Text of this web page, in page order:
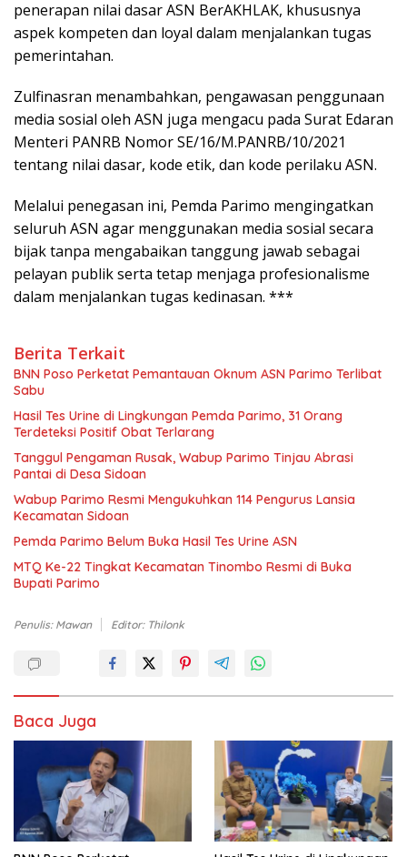
penerapan nilai dasar ASN BerAKHLAK, khususnya
aspek kompeten dan loyal dalam menjalankan tugas
pemerintahan.
Zulfinasran menambahkan, pengawasan penggunaan
media sosial oleh ASN juga mengacu pada Surat Edaran
Menteri PANRB Nomor SE/16/M.PANRB/10/2021
tentang nilai dasar, kode etik, dan kode perilaku ASN.
Melalui penegasan ini, Pemda Parimo mengingatkan
seluruh ASN agar menggunakan media sosial secara
bijak tanpa mengabaikan tanggung jawab sebagai
pelayan publik serta tetap menjaga profesionalisme
dalam menjalankan tugas kedinasan. ***
Berita Terkait
BNN Poso Perketat Pemantauan Oknum ASN Parimo Terlibat
Sabu
Hasil Tes Urine di Lingkungan Pemda Parimo, 31 Orang
Terdeteksi Positif Obat Terlarang
Tanggul Pengaman Rusak, Wabup Parimo Tinjau Abrasi
Pantai di Desa Sidoan
Wabup Parimo Resmi Mengukuhkan 114 Pengurus Lansia
Kecamatan Sidoan
Pemda Parimo Belum Buka Hasil Tes Urine ASN
MTQ Ke-22 Tingkat Kecamatan Tinombo Resmi di Buka
Bupati Parimo
Penulis: Mawan Editor: Thilonk
Baca Juga